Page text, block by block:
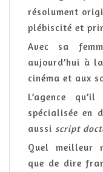
résolument
plébiscité et
Avec sa
aujourd’hui à
cinéma et aux
L’agence
spécialisée en
aussi script
Quel meilleur
que de dire